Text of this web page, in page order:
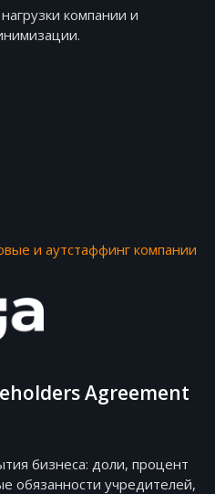
компании и
и аутстаффинг компании
Agreement
бизнеса: доли, процент
обязанности учредителей,